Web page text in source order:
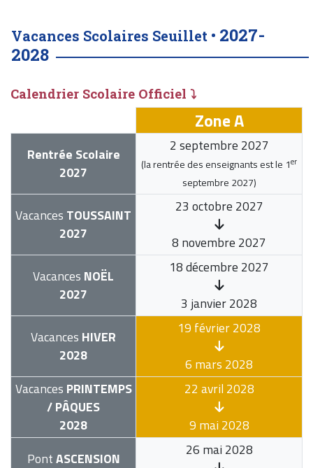
Vacances Scolaires Seuillet • 2027-
2028
Calendrier Scolaire Officiel ⤵
Zone A
Rentrée Scolaire
2027
2 septembre 2027
(la rentrée des enseignants est le 1er
septembre 2027)
Vacances TOUSSAINT
2027
23 octobre 2027
8 novembre 2027
Vacances NOËL
2027
18 décembre 2027
3 janvier 2028
Vacances HIVER
2028
19 février 2028
6 mars 2028
Vacances PRINTEMPS
/ PÂQUES
2028
22 avril 2028
9 mai 2028
PontASCENSION
26 mai 2028